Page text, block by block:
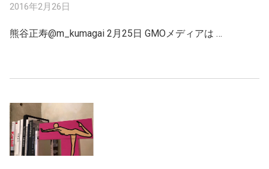
2016年2月26日
熊谷正寿‏@m_kumagai 2月25日 GMOメディアは …